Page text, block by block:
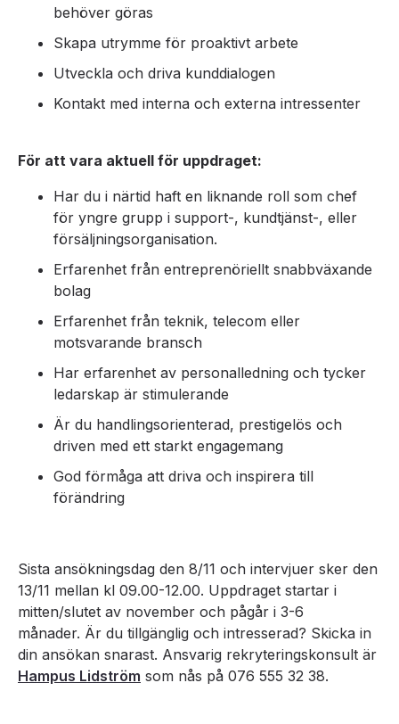
behöver göras
Skapa utrymme för proaktivt arbete
Utveckla och driva kunddialogen
Kontakt med interna och externa intressenter
För att vara aktuell för uppdraget:
Har du i närtid haft en liknande roll som chef
för yngre grupp i support-, kundtjänst-, eller
försäljningsorganisation.
Erfarenhet från entreprenöriellt snabbväxande
bolag
Erfarenhet från teknik, telecom eller
motsvarande bransch
Har erfarenhet av personalledning och tycker
ledarskap är stimulerande
Är du handlingsorienterad, prestigelös och
driven med ett starkt engagemang
God förmåga att driva och inspirera till
förändring
Sista ansökningsdag den 8/11 och intervjuer sker den
13/11 mellan kl 09.00-12.00. Uppdraget startar i
mitten/slutet av november och pågår i 3-6
månader. Är du tillgänglig och intresserad? Skicka in
din ansökan snarast. Ansvarig rekryteringskonsult är
Hampus Lidström som nås på 076 555 32 38.